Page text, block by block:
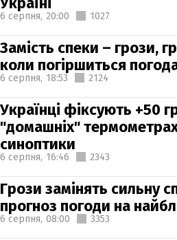
6 серпня, 20:00 1027
Замість спеки – грози,
коли погіршиться
6 серпня, 18:53 2124
Українці фіксують +50
"домашніх"
синоптики
6 серпня, 16:46 2343
Грози замінять сильну
прогноз погоди на
6 серпня, 08:00 3353